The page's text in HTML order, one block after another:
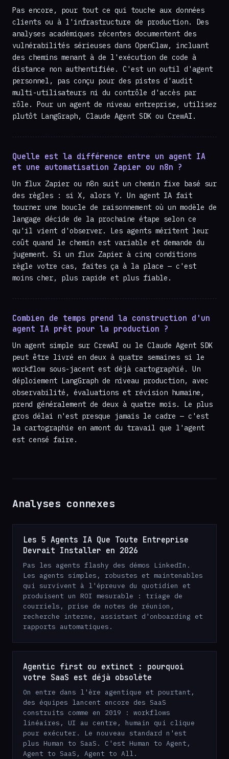
Pas encore, pour tout ce qui touche aux données
clients ou à l'infrastructure de production. Des
analyses académiques récentes documentent des
vulnérabilités sérieuses dans OpenClaw, incluant
des chemins menant à de l'exécution de code à
distance non authentifiée. C'est un outil d'agent
personnel, pas conçu pour des pistes d'audit
multi-utilisateurs ni du contrôle d'accès par
rôle. Pour un agent de niveau entreprise, utilisez
plutôt LangGraph, Claude Agent SDK ou CrewAI.
Quelle est la différence entre un agent IA
et une automatisation Zapier ou n8n ?
Un flux Zapier ou n8n suit un chemin fixe basé sur
des règles : si X, alors Y. Un agent IA fait
tourner une boucle de raisonnement où un modèle de
langage décide de la prochaine étape selon ce
qu'il vient d'observer. Les agents méritent leur
coût quand le chemin est variable et demande du
jugement. Si un flux Zapier à cinq conditions
règle votre cas, faites ça à la place — c'est
moins cher, plus rapide et plus fiable.
Combien de temps prend la construction d'un
agent IA prêt pour la production ?
Un agent simple sur CrewAI ou le Claude Agent SDK
peut être livré en deux à quatre semaines si le
workflow sous-jacent est déjà cartographié. Un
déploiement LangGraph de niveau production, avec
observabilité, évaluations et révision humaine,
prend généralement de deux à quatre mois. Le plus
gros délai n'est presque jamais le cadre — c'est
la cartographie en amont du travail que l'agent
est censé faire.
Analyses connexes
Les 5 Agents IA Que Toute Entreprise
Devrait Installer en 2026
Pas les agents flashy des démos LinkedIn.
Les agents simples, robustes et maintenables
qui survivent à l'épreuve du quotidien et
produisent un ROI mesurable : triage de
courriels, prise de notes de réunion,
recherche interne, assistant d'onboarding et
rapports automatiques.
Agentic first ou extinct : pourquoi
votre SaaS est déjà obsolète
On entre dans l'ère agentique et pourtant,
des équipes lancent encore des SaaS
construits comme en 2019 : workflows
linéaires, UI au centre, humain qui clique
pour exécuter. Le nouveau standard n'est
plus Human to SaaS. C'est Human to Agent,
Agent to SaaS, Agent to All.